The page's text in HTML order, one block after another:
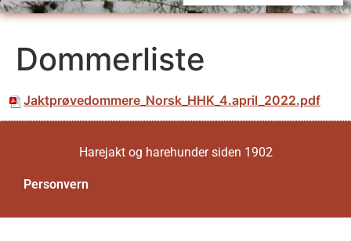
Dommerliste
Jaktprøvedommere_Norsk_HHK_4.april_2022.pdf
Harejakt og harehunder siden 1902
Personvern